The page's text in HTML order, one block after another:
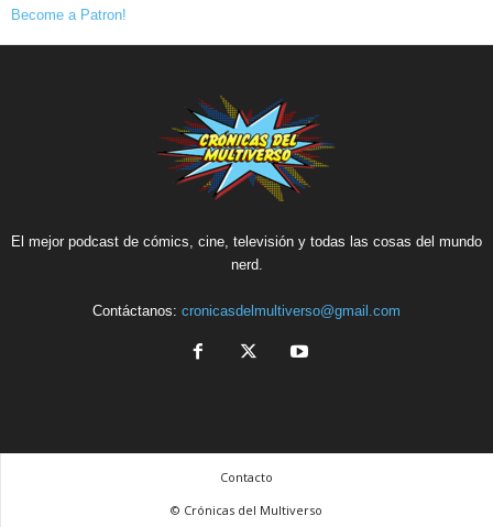
Become a Patron!
El mejor podcast de cómics, cine, televisión y todas las cosas del mundo
nerd.
Contáctanos: cronicasdelmultiverso@gmail.com
Contacto
© Crónicas del Multiverso